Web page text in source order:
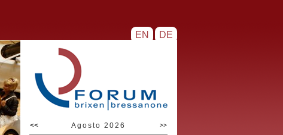
EN DE
<< Agosto 2026 >>